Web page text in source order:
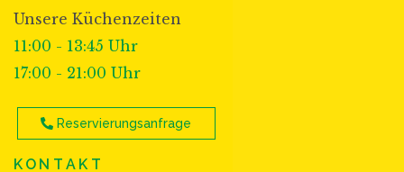
Unsere Küchenzeiten
11:00 - 13:45 Uhr
17:00 - 21:00 Uhr
Reservierungsanfrage
KONTAKT